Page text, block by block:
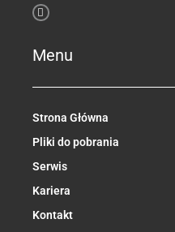
F
a
b
o
Menu
Strona Główna
Pliki do pobrania
Serwis
Kariera
Kontakt